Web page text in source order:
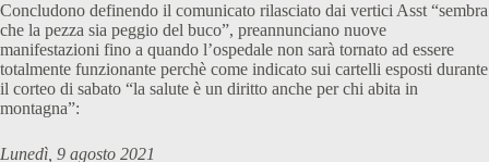
Concludono definendo il comunicato rilasciato dai vertici Asst “sembra
che la pezza sia peggio del buco”, preannunciano nuove
manifestazioni fino a quando l’ospedale non sarà tornato ad essere
totalmente funzionante perchè come indicato sui cartelli esposti durante
il corteo di sabato “la salute è un diritto anche per chi abita in
montagna”:
Lunedì, 9 agosto 2021